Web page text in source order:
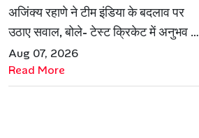
अजिंक्य रहाणे ने टीम इंडिया के बदलाव पर
उठाए सवाल, बोले- टेस्ट क्रिकेट में अनुभव की
जरूरत हमेशा रहेगी
Aug 07, 2026
Read More